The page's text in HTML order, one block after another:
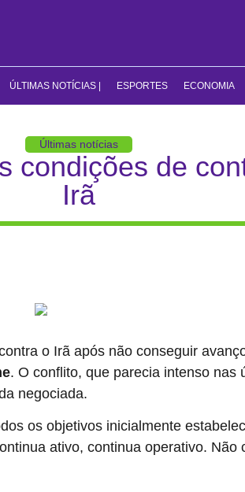
ÚLTIMAS NOTÍCIAS | ESPORTES ECONOMIA
Últimas notícias
condições de
Irã
o Irã após não conseguir
. O conflito, que parecia intenso nas
negociada.
os objetivos inicialmente
ativo, continua operativo.